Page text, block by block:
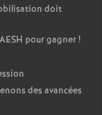
doit
pour gagner!
des avancées